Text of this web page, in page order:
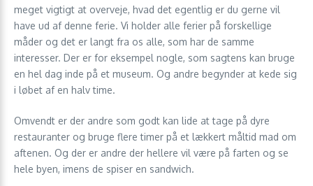
meget vigtigt at overveje, hvad det egentlig er du gerne vil
have ud af denne ferie. Vi holder alle ferier på forskellige
måder og det er langt fra os alle, som har de samme
interesser. Der er for eksempel nogle, som sagtens kan bruge
en hel dag inde på et museum. Og andre begynder at kede sig
i løbet af en halv time.
Omvendt er der andre som godt kan lide at tage på dyre
restauranter og bruge flere timer på et lækkert måltid mad om
aftenen. Og der er andre der hellere vil være på farten og se
hele byen, imens de spiser en sandwich.